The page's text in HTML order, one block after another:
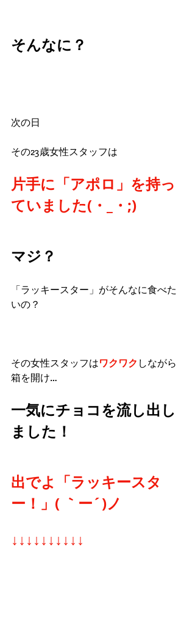
そんなに？
次の日
その23歳女性スタッフは
片手に「アポロ」を持っ
ていました(・_・;)
マジ？
「ラッキースター」がそんなに食べた
いの？
その女性スタッフはワクワク しながら
箱を開け…
一気にチョコを流し出し
ました！
出でよ「ラッキースタ
ー！」( ｀ー´)ノ
↓↓↓↓↓↓↓↓↓↓